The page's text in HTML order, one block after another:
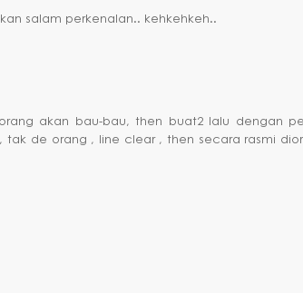
salam perkenalan.. kehkehkeh..
akan bau-bau, then buat2 lalu dengan
de orang , line clear , then secara rasmi